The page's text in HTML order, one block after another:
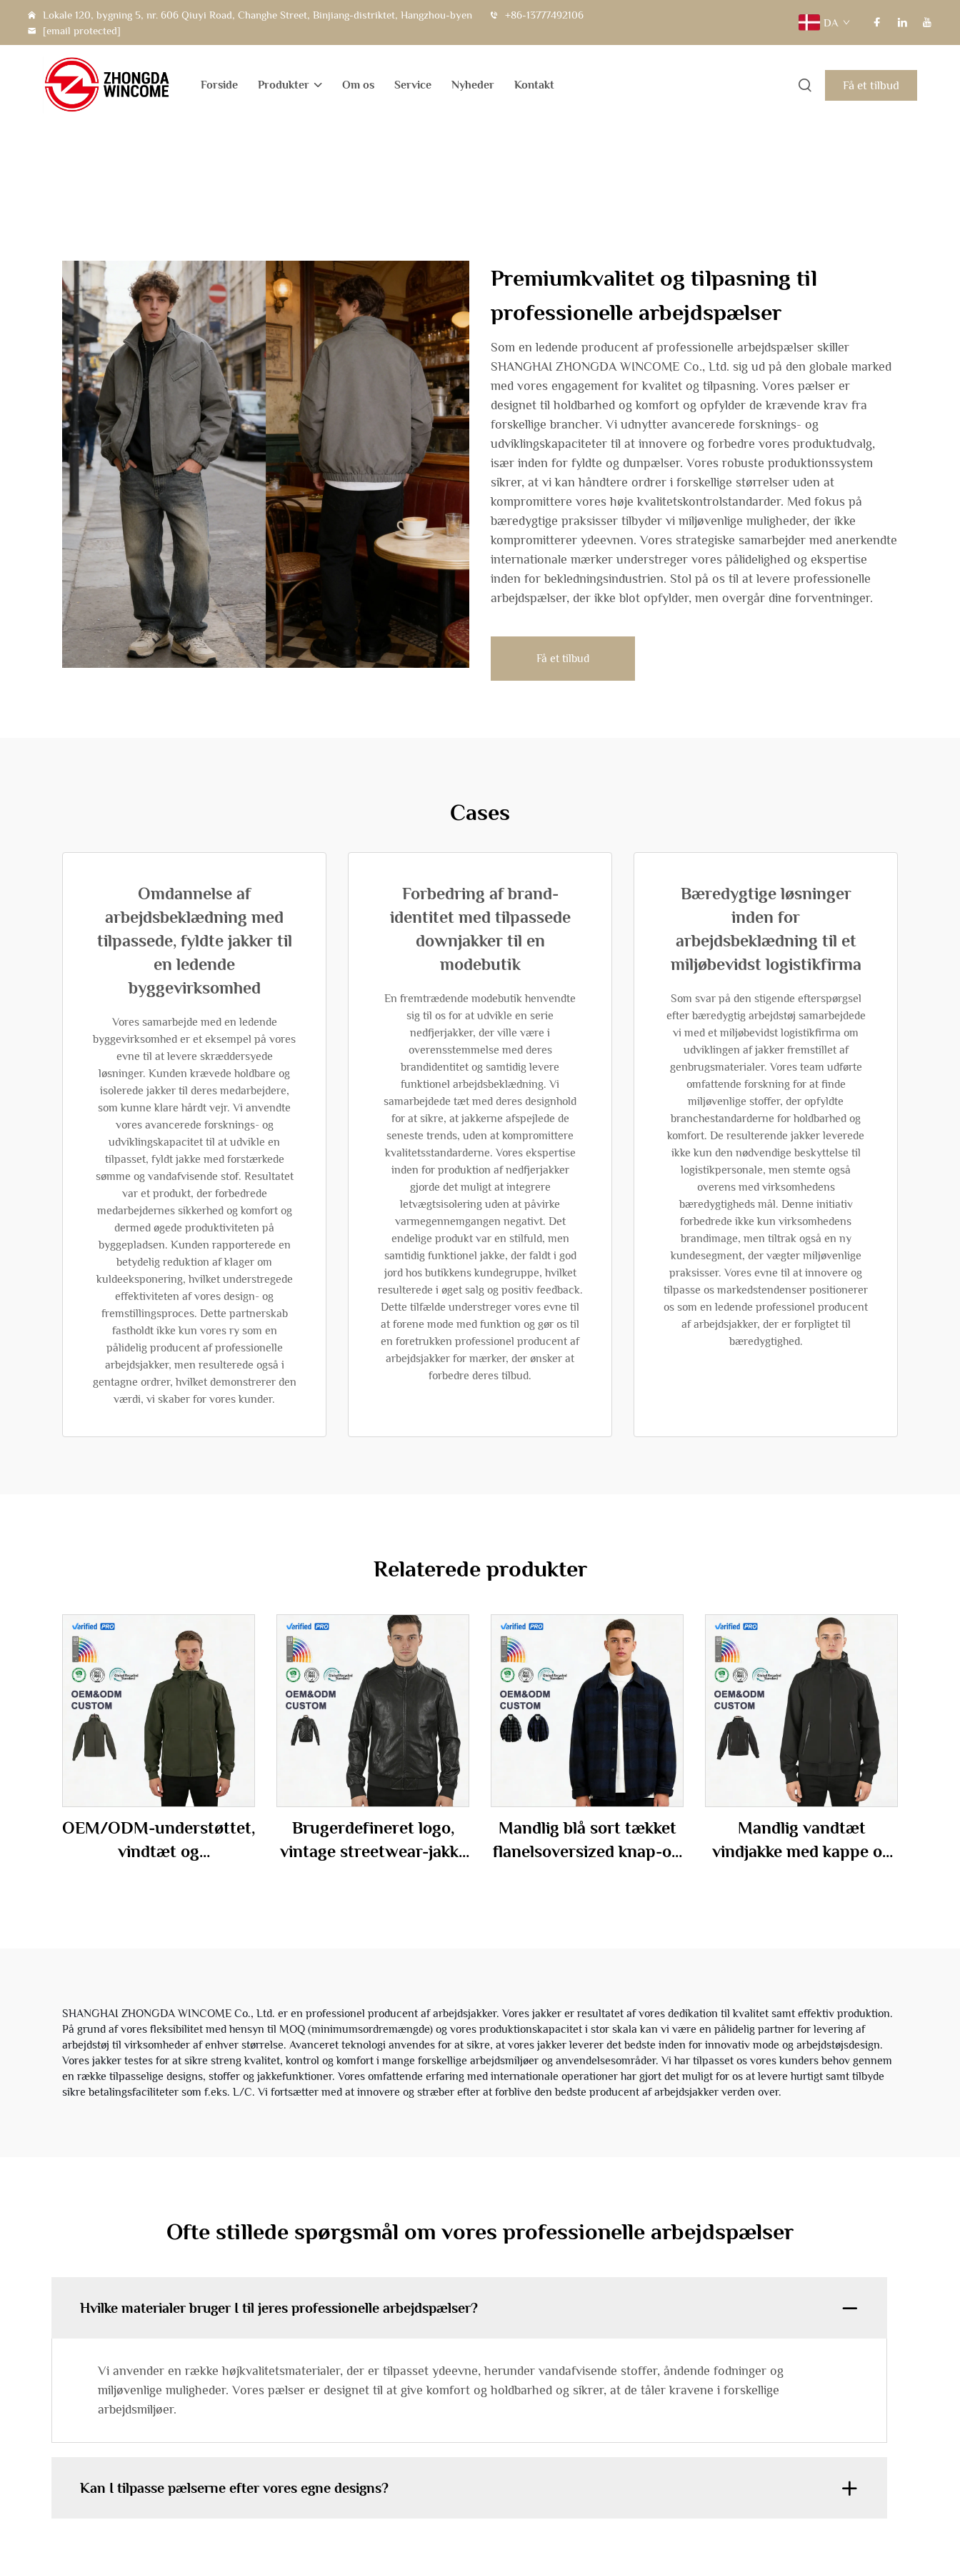
Lokale 120, bygning 5, nr. 606 Qiuyi Road, Changhe Street, Binjiang-distriktet, Hangzhou-byen
+86-13777492106
[email protected]
DA
Forside Produkter Om os Service Nyheder Kontakt Få et tilbud
Premiumkvalitet og tilpasning til
professionelle arbejdspælser
Som en ledende producent af professionelle arbejdspælser skiller
SHANGHAI ZHONGDA WINCOME Co., Ltd. sig ud på den globale marked
med vores engagement for kvalitet og tilpasning. Vores pælser er
designet til holdbarhed og komfort og opfylder de krævende krav fra
forskellige brancher. Vi udnytter avancerede forsknings- og
udviklingskapaciteter til at innovere og forbedre vores produktudvalg,
især inden for fyldte og dunpælser. Vores robuste produktionssystem
sikrer, at vi kan håndtere ordrer i forskellige størrelser uden at
kompromittere vores høje kvalitetskontrolstandarder. Med fokus på
bæredygtige praksisser tilbyder vi miljøvenlige muligheder, der ikke
kompromitterer ydeevnen. Vores strategiske samarbejder med anerkendte
internationale mærker understreger vores pålidelighed og ekspertise
inden for bekledningsindustrien. Stol på os til at levere professionelle
arbejdspælser, der ikke blot opfylder, men overgår dine forventninger.
Få et tilbud
Cases
Omdannelse af
arbejdsbeklædning med
tilpassede, fyldte jakker til
en ledende
byggevirksomhed
Vores samarbejde med en ledende
byggevirksomhed er et eksempel på vores
evne til at levere skræddersyede
løsninger. Kunden krævede holdbare og
isolerede jakker til deres medarbejdere,
som kunne klare hårdt vejr. Vi anvendte
vores avancerede forsknings- og
udviklingskapacitet til at udvikle en
tilpasset, fyldt jakke med forstærkede
sømme og vandafvisende stof. Resultatet
var et produkt, der forbedrede
medarbejdernes sikkerhed og komfort og
dermed øgede produktiviteten på
byggepladsen. Kunden rapporterede en
betydelig reduktion af klager om
kuldeeksponering, hvilket understregede
effektiviteten af vores design- og
fremstillingsproces. Dette partnerskab
fastholdt ikke kun vores ry som en
pålidelig producent af professionelle
arbejdsjakker, men resulterede også i
gentagne ordrer, hvilket demonstrerer den
værdi, vi skaber for vores kunder.
Forbedring af brand-
identitet med tilpassede
downjakker til en
modebutik
En fremtrædende modebutik henvendte
sig til os for at udvikle en serie
nedfjerjakker, der ville være i
overensstemmelse med deres
brandidentitet og samtidig levere
funktionel arbejdsbeklædning. Vi
samarbejdede tæt med deres designhold
for at sikre, at jakkerne afspejlede de
seneste trends, uden at kompromittere
kvalitetsstandarderne. Vores ekspertise
inden for produktion af nedfjerjakker
gjorde det muligt at integrere
letvægtsisolering uden at påvirke
varmegennemgangen negativt. Det
endelige produkt var en stilfuld, men
samtidig funktionel jakke, der faldt i god
jord hos butikkens kundegruppe, hvilket
resulterede i øget salg og positiv feedback.
Dette tilfælde understreger vores evne til
at forene mode med funktion og gør os til
en foretrukken professionel producent af
arbejdsjakker for mærker, der ønsker at
forbedre deres tilbud.
Bæredygtige løsninger
inden for
arbejdsbeklædning til et
miljøbevidst logistikfirma
Som svar på den stigende efterspørgsel
efter bæredygtig arbejdstøj samarbejdede
vi med et miljøbevidst logistikfirma om
udviklingen af jakker fremstillet af
genbrugsmaterialer. Vores team udførte
omfattende forskning for at finde
miljøvenlige stoffer, der opfyldte
branchestandarderne for holdbarhed og
komfort. De resulterende jakker leverede
ikke kun den nødvendige beskyttelse til
logistikpersonale, men stemte også
overens med virksomhedens
bæredygtigheds mål. Denne initiativ
forbedrede ikke kun virksomhedens
brandimage, men tiltrak også en ny
kundesegment, der vægter miljøvenlige
praksisser. Vores evne til at innovere og
tilpasse os markedstendenser positionerer
os som en ledende professionel producent
af arbejdsjakker, der er forpligtet til
bæredygtighed.
Relaterede produkter
OEM/ODM-understøttet,
vindtæt og
Brugerdefineret logo,
vintage streetwear-jakke
Mandlig blå sort tækket
flanelsoversized knap-op
Mandlig vandtæt
vindjakke med kappe og
SHANGHAI ZHONGDA WINCOME Co., Ltd. er en professionel producent af arbejdsjakker. Vores jakker er resultatet af vores dedikation til kvalitet samt effektiv produktion.
På grund af vores fleksibilitet med hensyn til MOQ (minimumsordremængde) og vores produktionskapacitet i stor skala kan vi være en pålidelig partner for levering af
arbejdstøj til virksomheder af enhver størrelse. Avanceret teknologi anvendes for at sikre, at vores jakker leverer det bedste inden for innovativ mode og arbejdstøjsdesign.
Vores jakker testes for at sikre streng kvalitet, kontrol og komfort i mange forskellige arbejdsmiljøer og anvendelsesområder. Vi har tilpasset os vores kunders behov gennem
en række tilpasselige designs, stoffer og jakkefunktioner. Vores omfattende erfaring med internationale operationer har gjort det muligt for os at levere hurtigt samt tilbyde
sikre betalingsfaciliteter som f.eks. L/C. Vi fortsætter med at innovere og stræber efter at forblive den bedste producent af arbejdsjakker verden over.
Ofte stillede spørgsmål om vores professionelle arbejdspælser
Hvilke materialer bruger I til jeres professionelle arbejdspælser?
Vi anvender en række højkvalitetsmaterialer, der er tilpasset ydeevne, herunder vandafvisende stoffer, åndende fodninger og
miljøvenlige muligheder. Vores pælser er designet til at give komfort og holdbarhed og sikrer, at de tåler kravene i forskellige
arbejdsmiljøer.
Kan I tilpasse pælserne efter vores egne designs?